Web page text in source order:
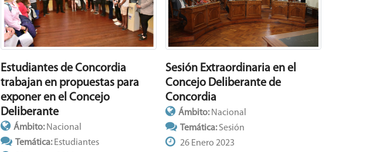
Estudiantes de Concordia
trabajan en propuestas para
exponer en el Concejo
Deliberante
Ámbito: Nacional
Temática: Estudiantes
Sesión Extraordinaria en el
Concejo Deliberante de
Concordia
Ámbito:Nacional
Temática:Sesión
26 Enero 2023